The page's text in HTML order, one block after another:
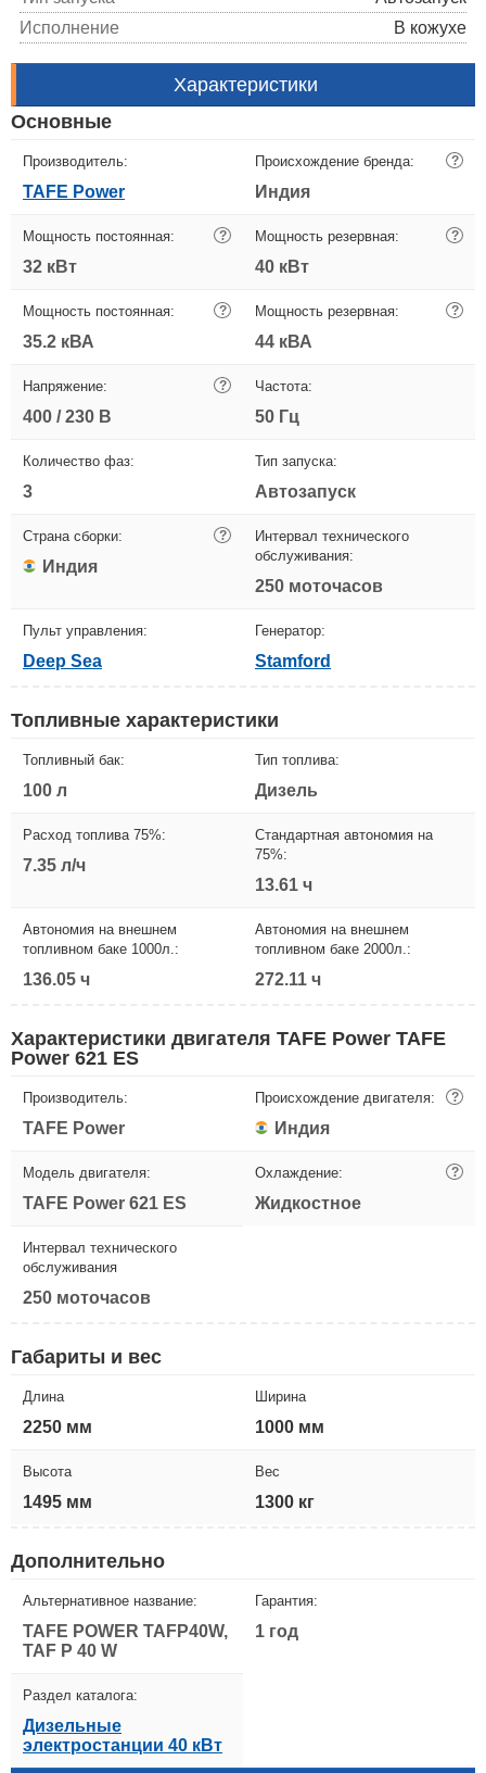
Исполнение
В кожухе
Характеристики
Основные
Производитель:
TAFE Power
Происхождение бренда: ?
Индия
Мощность постоянная: ?
32 кВт
Мощность резервная: ?
40 кВт
Мощность постоянная: ?
35.2 кВА
Мощность резервная: ?
44 кВА
Напряжение: ?
400 / 230 В
Частота:
50 Гц
Количество фаз:
3
Тип запуска:
Автозапуск
Страна сборки: ?
Индия
Интервал технического
обслуживания:
250 моточасов
Пульт управления:
Deep Sea
Генератор:
Stamford
Топливные характеристики
Топливный бак:
100 л
Тип топлива:
Дизель
Расход топлива 75%:
7.35 л/ч
Стандартная автономия на
75%:
13.61 ч
Автономия на внешнем
топливном баке 1000л.:
136.05 ч
Автономия на внешнем
топливном баке 2000л.:
272.11 ч
Характеристики двигателя TAFE Power TAFE
Power 621 ES
Производитель:
TAFE Power
Происхождение двигателя: ?
Индия
Модель двигателя:
TAFE Power 621 ES
Охлаждение: ?
Жидкостное
Интервал технического
обслуживания
250 моточасов
Габариты и вес
Длина
2250 мм
Ширина
1000 мм
Высота
1495 мм
Вес
1300 кг
Дополнительно
Альтернативное название:
TAFE POWER TAFP40W,
TAF P 40 W
Гарантия:
1 год
Раздел каталога:
Дизельные
электростанции 40 кВт